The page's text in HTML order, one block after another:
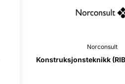
Norconsult
Konstruksjonsteknikk